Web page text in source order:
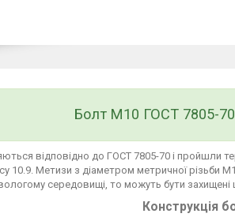
Болт М10 ГОСТ 7805-
відповідно до ГОСТ 7805-70 і пройшли
10.9. Метизи з діаметром метричної різьби
середовищі, то можуть бути захищені
Конструкція